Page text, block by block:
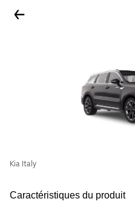
Kia Italy
Caractéristiques du produit